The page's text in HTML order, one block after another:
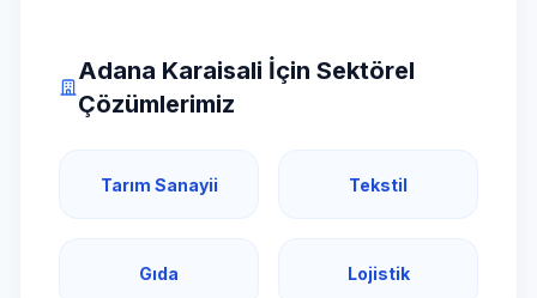
Adana Karaisali İçin Sektörel
Çözümlerimiz
Tarım Sanayii Tekstil
Gıda Lojistik